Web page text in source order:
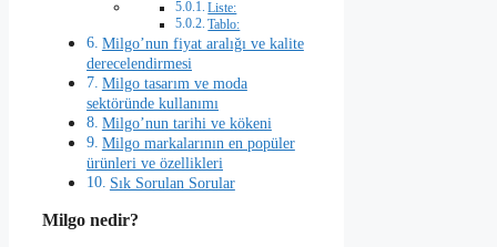
Liste:
Tablo:
Milgo’nun fiyat aralığı ve kalite
derecelendirmesi
Milgo tasarım ve moda
sektöründe kullanımı
Milgo’nun tarihi ve kökeni
Milgo markalarının en popüler
ürünleri ve özellikleri
Sık Sorulan Sorular
Milgo nedir?